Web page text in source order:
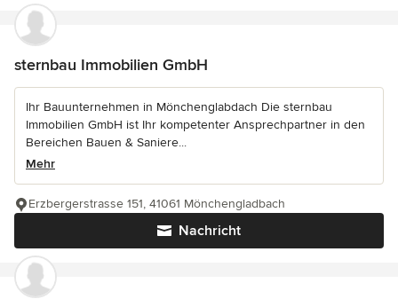
sternbau Immobilien GmbH
Ihr Bauunternehmen in Mönchenglabdach Die sternbau
Immobilien GmbH ist Ihr kompetenter Ansprechpartner in den
Bereichen Bauen & Saniere...
Mehr
Nachricht
Erzbergerstrasse 151, 41061 Mönchengladbach